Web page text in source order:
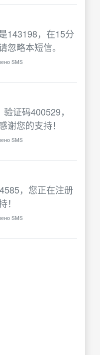
143198，在15分
忽略本短信。
SMS
证码400529，
谢您的支持！
SMS
，您正在注册
SMS